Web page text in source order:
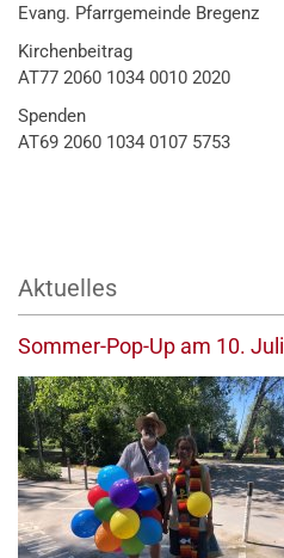
Evang. Pfarrgemeinde Bregenz
Kirchenbeitrag
AT77 2060 1034 0010 2020
Spenden
AT69 2060 1034 0107 5753
Aktuelles
Sommer-Pop-Up am 10. Juli